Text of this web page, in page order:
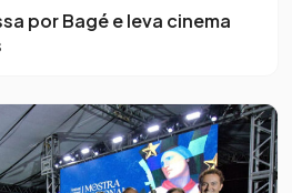
por Bagé e leva cinema